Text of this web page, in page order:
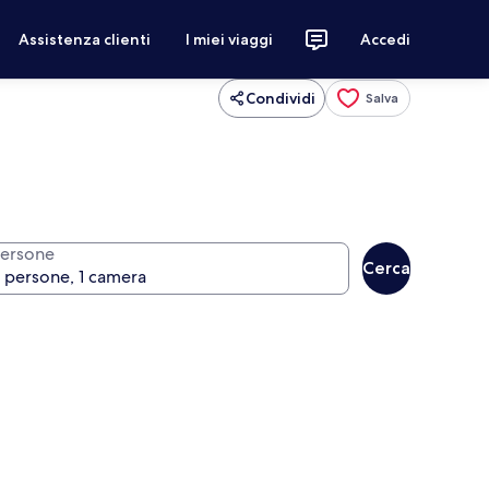
Assistenza clienti I miei viaggi Accedi
Condividi Salva
Cerca